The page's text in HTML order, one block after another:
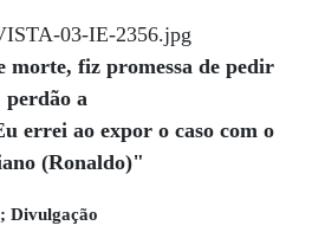
morte, fiz promessa de pedir
perdão a
errei ao expor o caso com o
(Ronaldo)"
Divulgação